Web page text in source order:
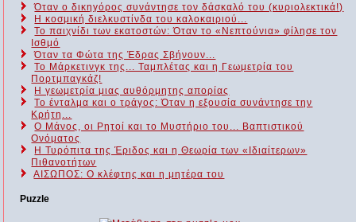
Όταν ο δικηγόρος συνάντησε τον δάσκαλό του (κυριολεκτικά!)
Η κοσμική διελκυστίνδα του καλοκαιριού...
Το παιχνίδι των εκατοστών: Όταν το «Νεπτούνια» φίλησε τον
Ισθμό
Όταν τα Φώτα της Έδρας Σβήνουν...
Το Μάρκετινγκ της... Ταμπλέτας και η Γεωμετρία του
Πορτμπαγκάζ!
Η γεωμετρία μιας αυθόρμητης απορίας
Το ένταλμα και ο τράγος: Όταν η εξουσία συνάντησε την
Κρήτη...
Ο Μάνος, οι Ρητοί και το Μυστήριο του... Βαπτιστικού
Ονόματος
Η Τυρόπιτα της Έριδος και η Θεωρία των «Ιδιαίτερων»
Πιθανοτήτων
ΑΙΣΩΠΟΣ: Ο κλέφτης και η μητέρα του
Puzzle